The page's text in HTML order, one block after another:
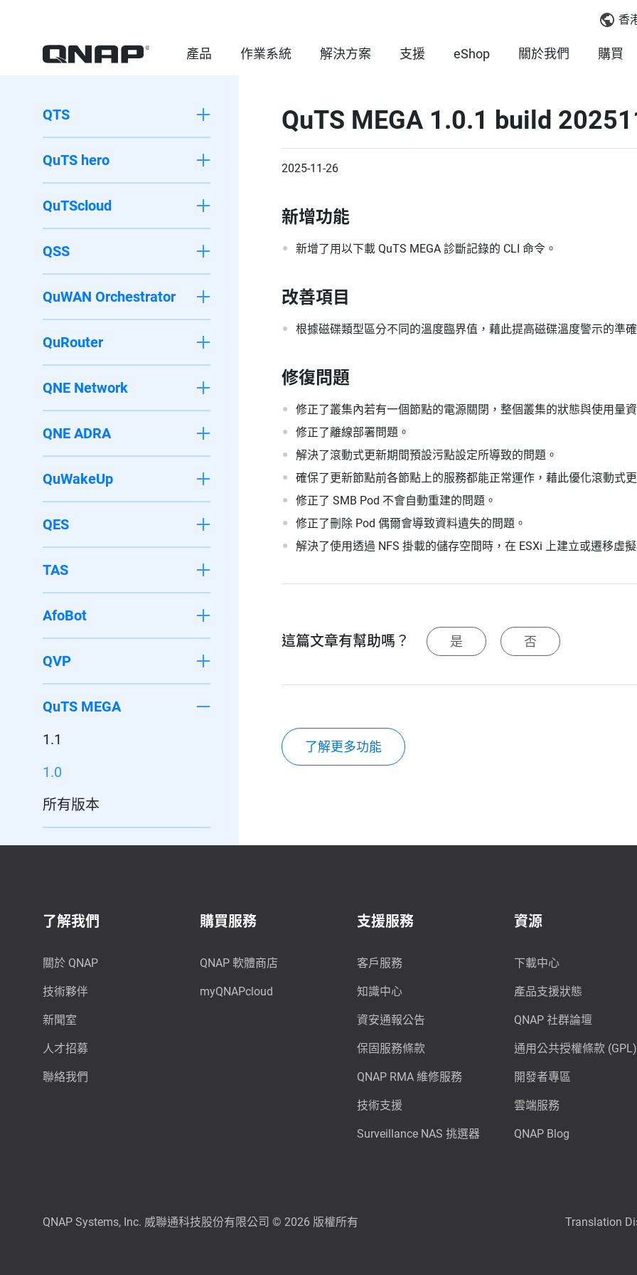
香
產品 作業系統 解決方案 支援 eShop 關於我們 購買
QTS
QuTS hero
QuTScloud
QSS
QuWAN Orchestrator
QuRouter
QNE Network
QNE ADRA
QuWakeUp
QES
TAS
AfoBot
QVP
QuTS MEGA
1.1
1.0
所有版本
QuTS MEGA 1.0.1 build
2025-11-26
新增功能
新增了用以下載 QuTS MEGA 診斷記錄的 CLI 命令。
改善項目
根據磁碟類型區分不同的溫度臨界值，藉此提高磁碟溫度警示的準確
修復問題
修正了叢集內若有一個節點的電源關閉，整個叢集的狀態與使用量
修正了離線部署問題。
解決了滾動式更新期間預設污點設定所導致的問題。
確保了更新節點前各節點上的服務都能正常運作，藉此優化滾動式更
修正了 SMB Pod 不會自動重建的問題。
修正了刪除 Pod 偶爾會導致資料遺失的問題。
解決了使用透過 NFS 掛載的儲存空間時，在 ESXi 上建立或遷移虛
這篇文章有幫助嗎？ 是 否
了解更多功能
了解我們
關於 QNAP
技術夥伴
新聞室
人才招募
聯絡我們
購買服務
QNAP 軟體商店
myQNAPcloud
支援服務
客戶服務
知識中心
資安通報公告
保固服務條款
QNAP RMA 維修服務
技術支援
Surveillance NAS 挑選器
資源
下載中心
產品支援狀態
QNAP 社群論壇
通用公共授權條款 (GPL)
開發者專區
雲端服務
QNAP Blog
QNAP Systems, Inc. 威聯通科技股份有限公司 © 2026 版權所有 Translation